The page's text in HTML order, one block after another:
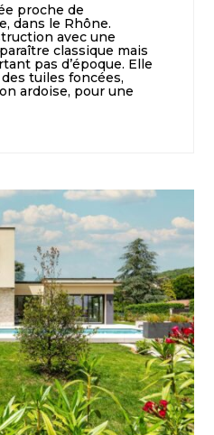
proche de
dans le Rhône.
avec une
classique mais
pas d’époque. Elle
tuiles foncées,
ardoise, pour une